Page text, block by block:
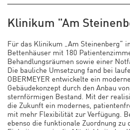
Klinikum "Am
Für das Klinikum „Am Steinenberg“
Bettenhäuser mit 180
Behandlungsräumen sowie einer
Die bauliche Umsetzung fand bei
OBERMEYER entwickelte ein
Gebäudekonzept durch den Anbau
sternförmigen Bestand. Mit der
die Zukunft ein modernes,
mit mehr Flexibilität zur Verfügung.
ebenso die funktionale Zuordnung zu